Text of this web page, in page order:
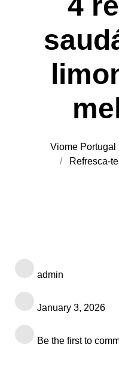
Refresca-te e revitaliza-te
admin
January 3, 2026
Be the first to